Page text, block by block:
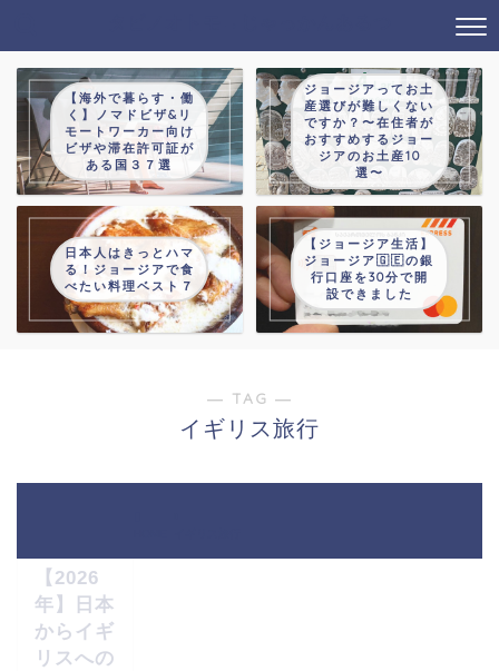
【海外で暮らす・働
く】ノマドビザ&リ
モートワーカー向け
ビザや滞在許可証が
ある国３７選
ジョージアってお土
産選びが難しくない
ですか？〜在住者が
おすすめするジョー
ジアのお土産10
選〜
日本人はきっとハマ
る！ジョージアで食
べたい料理ベスト７
【ジョージア生活】
ジョージア🇬🇪の銀
行口座を30分で開
設できました
― TAG ―
イギリス旅行
【2026
年】日本
からイギ
リスへの